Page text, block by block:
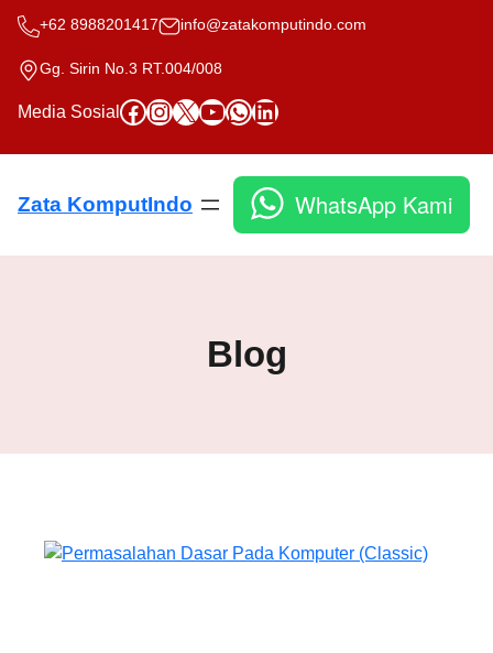
Skip
content
+62 8988201417 info@zatakomputindo.com
Gg. Sirin No.3 RT.004/008
Media Sosial Facebook
Instagram
X YouTube
WhatsApp
LinkedIn
Zata KomputIndo WhatsApp Kami
Blog